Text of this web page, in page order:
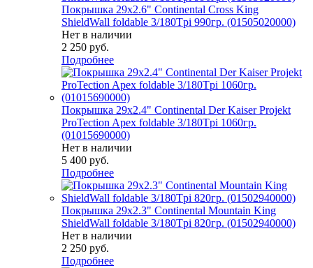
Покрышка 29x2.6" Continental Cross King
ShieldWall foldable 3/180Tpi 990гр. (01505020000)
Нет в наличии
2 250 руб.
Подробнее
Покрышка 29x2.4" Continental Der Kaiser Projekt
ProTection Apex foldable 3/180Tpi 1060гр.
(01015690000)
Нет в наличии
5 400 руб.
Подробнее
Покрышка 29x2.3" Continental Mountain King
ShieldWall foldable 3/180Tpi 820гр. (01502940000)
Нет в наличии
2 250 руб.
Подробнее